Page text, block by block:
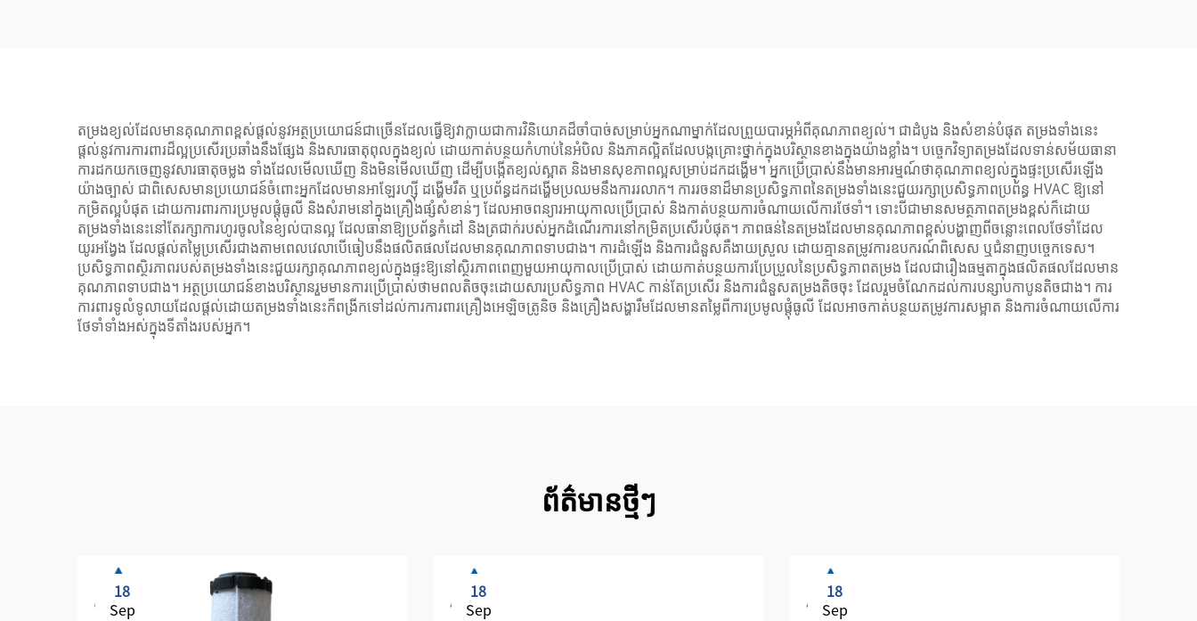
តម្រងខ្យល់ដែលមានគុណភាពខ្ពស់ផ្តល់នូវអត្ថប្រយោជន៍ជាច្រើនដែលធ្វើឱ្យវាក្លាយជាការវិនិយោគដ៏ចាំបាច់សម្រាប់អ្នកណាម្នាក់ដែលព្រួយបារម្ភអំពីគុណភាពខ្យល់។ ជាដំបូង និងសំខាន់បំផុត តម្រងទាំងនេះ
ផ្តល់នូវការការពារដ៏ល្អប្រសើរប្រឆាំងនឹងផ្សែង និងសារធាតុពុលក្នុងខ្យល់ ដោយកាត់បន្ថយកំហាប់នៃអំបិល និងភាគល្អិតដែលបង្កគ្រោះថ្នាក់ក្នុងបរិស្ថានខាងក្នុងយ៉ាងខ្លាំង។ បច្ចេកវិទ្យាតម្រងដែលទាន់សម័យធានា
ការដកយកចេញនូវសារធាតុចម្លង ទាំងដែលមើលឃើញ និងមិនមើលឃើញ ដើម្បីបង្កើតខ្យល់ស្អាត និងមានសុខភាពល្អសម្រាប់ដកដង្ហើម។ អ្នកប្រើប្រាស់នឹងមានអារម្មណ៍ថាគុណភាពខ្យល់ក្នុងផ្ទះប្រសើរឡើង
យ៉ាងច្បាស់ ជាពិសេសមានប្រយោជន៍ចំពោះអ្នកដែលមានអាឡែរហ្ស៊ី ដង្ហើមរឹត ឬប្រព័ន្ធដកដង្ហើមប្រឈមនឹងការរលាក។ ការរចនាដ៏មានប្រសិទ្ធភាពនៃតម្រងទាំងនេះជួយរក្សាប្រសិទ្ធភាពប្រព័ន្ធ HVAC ឱ្យនៅ
កម្រិតល្អបំផុត ដោយការពារការប្រមូលផ្តុំធូលី និងសំរាមនៅក្នុងគ្រឿងផ្សំសំខាន់ៗ ដែលអាចពន្យារអាយុកាលប្រើប្រាស់ និងកាត់បន្ថយការចំណាយលើការថែទាំ។ ទោះបីជាមានសមត្ថភាពតម្រងខ្ពស់ក៏ដោយ
តម្រងទាំងនេះនៅតែរក្សាការហូរចូលនៃខ្យល់បានល្អ ដែលធានាឱ្យប្រព័ន្ធកំដៅ និងត្រជាក់របស់អ្នកដំណើរការនៅកម្រិតប្រសើរបំផុត។ ភាពធន់នៃតម្រងដែលមានគុណភាពខ្ពស់បង្ហាញពីចន្លោះពេលថែទាំដែល
យូរអង្វែង ដែលផ្តល់តម្លៃប្រសើរជាងតាមពេលវេលាបើធៀបនឹងផលិតផលដែលមានគុណភាពទាបជាង។ ការដំឡើង និងការជំនួសគឺងាយស្រួល ដោយគ្មានតម្រូវការឧបករណ៍ពិសេស ឬជំនាញបច្ចេកទេស។
ប្រសិទ្ធភាពស្ថិរភាពរបស់តម្រងទាំងនេះជួយរក្សាគុណភាពខ្យល់ក្នុងផ្ទះឱ្យនៅស្ថិរភាពពេញមួយអាយុកាលប្រើប្រាស់ ដោយកាត់បន្ថយការប្រែប្រួលនៃប្រសិទ្ធភាពតម្រង ដែលជារឿងធម្មតាក្នុងផលិតផលដែលមាន
គុណភាពទាបជាង។ អត្ថប្រយោជន៍ខាងបរិស្ថានរួមមានការប្រើប្រាស់ថាមពលតិចចុះដោយសារប្រសិទ្ធភាព HVAC កាន់តែប្រសើរ និងការជំនួសតម្រងតិចចុះ ដែលរួមចំណែកដល់ការបន្សាបកាបូនតិចជាង។ ការ
ការពារទូលំទូលាយដែលផ្តល់ដោយតម្រងទាំងនេះក៏ពង្រីកទៅដល់ការការពារគ្រឿងអេឡិចត្រូនិច និងគ្រឿងសង្ហារឹមដែលមានតម្លៃពីការប្រមូលផ្តុំធូលី ដែលអាចកាត់បន្ថយតម្រូវការសម្អាត និងការចំណាយលើការ
ថែទាំទាំងអស់ក្នុងទីតាំងរបស់អ្នក។
ព័ត៌មានថ្មីៗ
18
Sep
18
Sep
18
Sep